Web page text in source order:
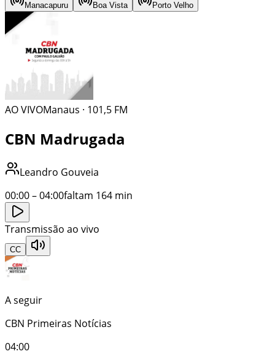
Manacapuru Boa Vista Porto Velho
AO VIVOManaus · 101,5 FM
CBN Madrugada
Leandro Gouveia
00:00–04:00faltam 164 min
Transmissão ao vivo
CC
A seguir
CBN Primeiras Notícias
04:00